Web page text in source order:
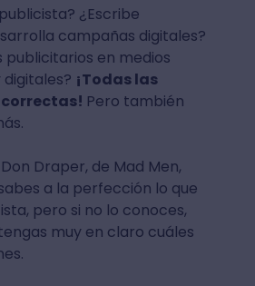
¿Escribe
campañas digitales?
publicitarios en medios
¡Todas las
Pero también
Draper, de Mad Men,
a la perfección lo que
pero si no lo conoces,
muy en claro cuáles